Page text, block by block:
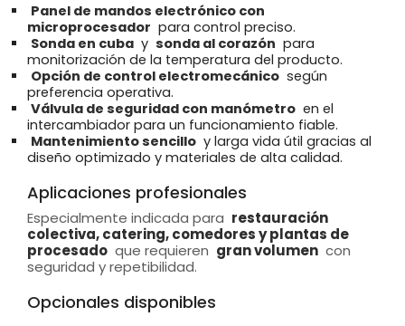
Panel de mandos electrónico con
microprocesador para control preciso.
Sonda en cuba y sonda al corazón para
monitorización de la temperatura del producto.
Opción de control electromecánico según
preferencia operativa.
Válvula de seguridad con manómetro en el
intercambiador para un funcionamiento fiable.
Mantenimiento sencillo y larga vida útil gracias al
diseño optimizado y materiales de alta calidad.
Aplicaciones profesionales
Especialmente indicada para restauración
colectiva, catering, comedores y plantas de
procesado que requieren gran volumen con
seguridad y repetibilidad.
Opcionales disponibles